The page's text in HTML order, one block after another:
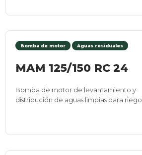
Bomba de motor Aguas residuales
MAM 125/150 RC 24
Bomba de motor de levantamiento y
distribución de aguas limpias para riego.